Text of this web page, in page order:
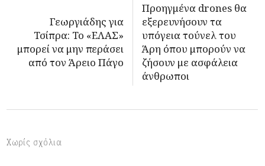
Γεωργιάδης για
Τσίπρα: Το «ΕΛΑΣ»
μπορεί να μην περάσει
από τον Άρειο Πάγο
Προηγμένα drones θα
εξερευνήσουν τα
υπόγεια τούνελ του
Άρη όπου μπορούν να
ζήσουν με ασφάλεια
άνθρωποι
Χωρίς σχόλια